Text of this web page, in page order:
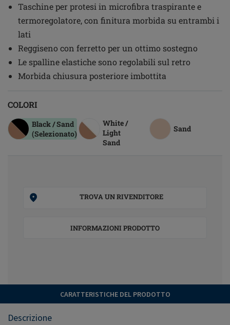
Taschine per protesi in microfibra traspirante e
termoregolatore, con finitura morbida su entrambi i
lati
Reggiseno con ferretto per un ottimo sostegno
Le spalline elastiche sono regolabili sul retro
Morbida chiusura posteriore imbottita
COLORI
Black / Sand
(Selezionato)
White /
Light
Sand
Sand
TROVA UN RIVENDITORE
INFORMAZIONI PRODOTTO
CARATTERISTICHE DEL PRODOTTO
Descrizione